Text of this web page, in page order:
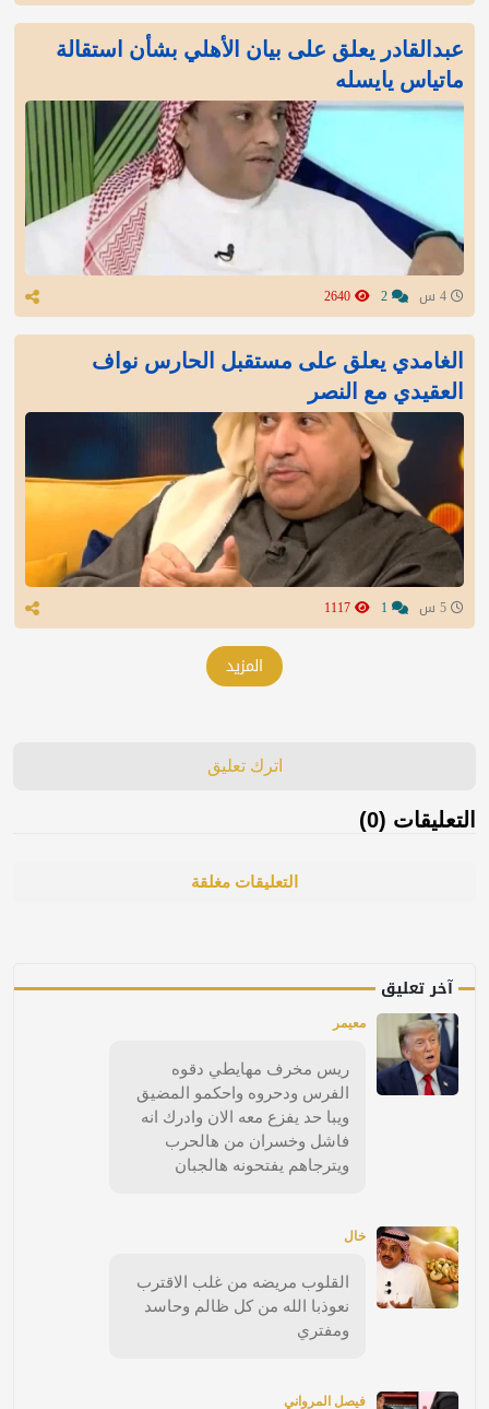
عبدالقادر يعلق على بيان الأهلي بشأن استقالة
ماتياس يايسله
الغامدي يعلق على مستقبل الحارس نواف
العقيدي مع النصر
المزيد
اترك تعليق
التعليقات (0)
التعليقات مغلقة
آخر تعليق
معيمر
ريس مخرف مهايطي دقوه
الفرس ودحروه واحكمو المضيق
ويبا حد يفزع معه الان وادرك انه
فاشل وخسران من هالحرب
ويترجاهم يفتحونه هالجبان
خال
القلوب مريضه من غلب الاقترب
نعوذبا الله من كل ظالم وحاسد
ومفتري
فيصل المرواني